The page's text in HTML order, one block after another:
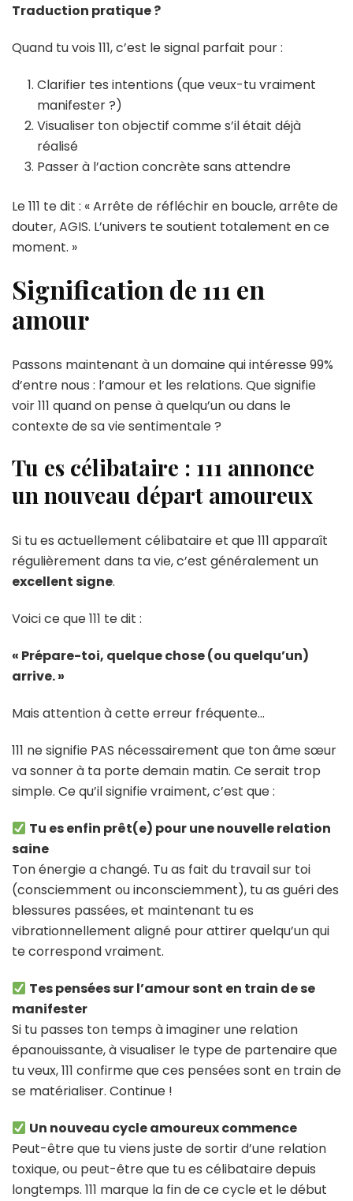
Traduction pratique ?
Quand tu vois 111, c’est le signal parfait pour :
Clarifier tes intentions (que veux-tu vraiment
manifester ?)
Visualiser ton objectif comme s’il était déjà
réalisé
Passer à l’action concrète sans attendre
Le 111 te dit : « Arrête de réfléchir en boucle, arrête de
douter, AGIS. L’univers te soutient totalement en ce
moment. »
Signification de 111 en
amour
Passons maintenant à un domaine qui intéresse 99%
d’entre nous : l’amour et les relations. Que signifie
voir 111 quand on pense à quelqu’un ou dans le
contexte de sa vie sentimentale ?
Tu es célibataire : 111 annonce
un nouveau départ amoureux
Si tu es actuellement célibataire et que 111 apparaît
régulièrement dans ta vie, c’est généralement un
excellent signe.
Voici ce que 111 te dit :
« Prépare-toi, quelque chose (ou quelqu’un)
arrive. »
Mais attention à cette erreur fréquente…
111 ne signifie PAS nécessairement que ton âme sœur
va sonner à ta porte demain matin. Ce serait trop
simple. Ce qu’il signifie vraiment, c’est que :
Tu es enfin prêt(e) pour une nouvelle relation
saine
Ton énergie a changé. Tu as fait du travail sur toi
(consciemment ou inconsciemment), tu as guéri des
blessures passées, et maintenant tu es
vibrationnellement aligné pour attirer quelqu’un qui
te correspond vraiment.
Tes pensées sur l’amour sont en train de se
manifester
Si tu passes ton temps à imaginer une relation
épanouissante, à visualiser le type de partenaire que
tu veux, 111 confirme que ces pensées sont en train de
se matérialiser. Continue !
Un nouveau cycle amoureux commence
Peut-être que tu viens juste de sortir d’une relation
toxique, ou peut-être que tu es célibataire depuis
longtemps. 111 marque la fin de ce cycle et le début